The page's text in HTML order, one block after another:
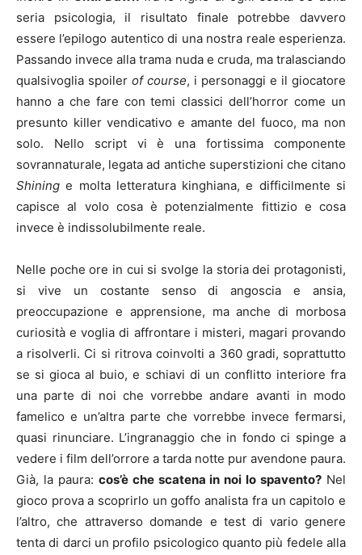
seria psicologia, il risultato finale potrebbe davvero
essere l’epilogo autentico di una nostra reale esperienza.
Passando invece alla trama nuda e cruda, ma tralasciando
qualsivoglia spoiler of course, i personaggi e il giocatore
hanno a che fare con temi classici dell’horror come un
presunto killer vendicativo e amante del fuoco, ma non
solo. Nello script vi è una fortissima componente
sovrannaturale, legata ad antiche superstizioni che citano
Shining e molta letteratura kinghiana, e difficilmente si
capisce al volo cosa è potenzialmente fittizio e cosa
invece è indissolubilmente reale.
Nelle poche ore in cui si svolge la storia dei protagonisti,
si vive un costante senso di angoscia e ansia,
preoccupazione e apprensione, ma anche di morbosa
curiosità e voglia di affrontare i misteri, magari provando
a risolverli. Ci si ritrova coinvolti a 360 gradi, soprattutto
se si gioca al buio, e schiavi di un conflitto interiore fra
una parte di noi che vorrebbe andare avanti in modo
famelico e un’altra parte che vorrebbe invece fermarsi,
quasi rinunciare. L’ingranaggio che in fondo ci spinge a
vedere i film dell’orrore a tarda notte pur avendone paura.
Già, la paura: cos’è che scatena in noi lo spavento? Nel
gioco prova a scoprirlo un goffo analista fra un capitolo e
l’altro, che attraverso domande e test di vario genere
tenta di darci un profilo psicologico quanto più fedele alla